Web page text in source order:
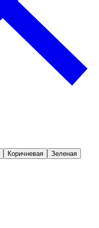
Коричневая Зеленая